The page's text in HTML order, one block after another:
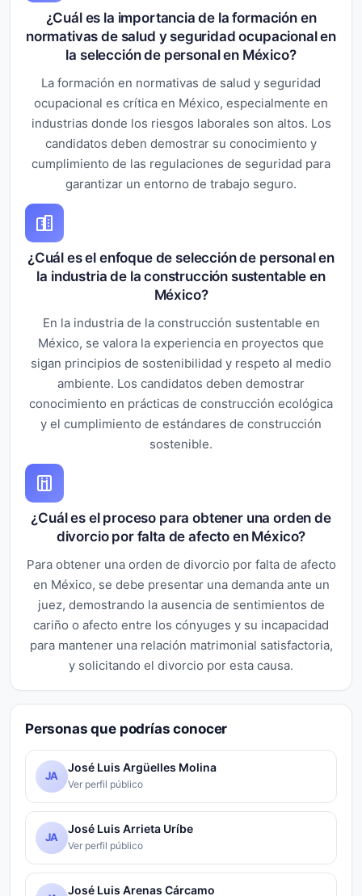
¿Cuál es la importancia de la formación en
normativas de salud y seguridad ocupacional en
la selección de personal en México?
La formación en normativas de salud y seguridad
ocupacional es crítica en México, especialmente en
industrias donde los riesgos laborales son altos. Los
candidatos deben demostrar su conocimiento y
cumplimiento de las regulaciones de seguridad para
garantizar un entorno de trabajo seguro.
¿Cuál es el enfoque de selección de personal en
la industria de la construcción sustentable en
México?
En la industria de la construcción sustentable en
México, se valora la experiencia en proyectos que
sigan principios de sostenibilidad y respeto al medio
ambiente. Los candidatos deben demostrar
conocimiento en prácticas de construcción ecológica
y el cumplimiento de estándares de construcción
sostenible.
¿Cuál es el proceso para obtener una orden de
divorcio por falta de afecto en México?
Para obtener una orden de divorcio por falta de afecto
en México, se debe presentar una demanda ante un
juez, demostrando la ausencia de sentimientos de
cariño o afecto entre los cónyuges y su incapacidad
para mantener una relación matrimonial satisfactoria,
y solicitando el divorcio por esta causa.
Personas que podrías conocer
JA
José Luis Argüelles Molina
Ver perfil público
JA
José Luis Arrieta Uríbe
Ver perfil público
José Luis Arenas Cárcamo